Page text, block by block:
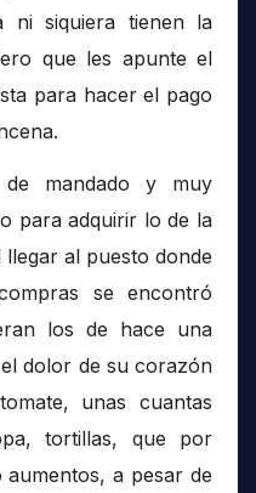
ni siquiera tienen la
que les apunte el
para hacer el pago
mandado y muy
para adquirir lo de la
al puesto donde
se encontró
los de hace una
dolor de su corazón
unas cuantas
tortillas, que por
a pesar de